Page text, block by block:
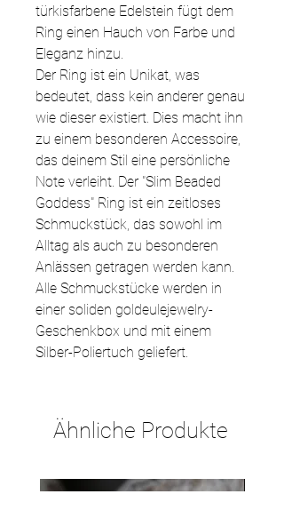
türkisfarbene Edelstein fügt dem
Ring einen Hauch von Farbe und
Eleganz hinzu.
Der Ring ist ein Unikat, was
bedeutet, dass kein anderer genau
wie dieser existiert. Dies macht ihn
zu einem besonderen Accessoire,
das deinem Stil eine persönliche
Note verleiht. Der "Slim Beaded
Goddess" Ring ist ein zeitloses
Schmuckstück, das sowohl im
Alltag als auch zu besonderen
Anlässen getragen werden kann.
Alle Schmuckstücke werden in
einer soliden goldeulejewelry-
Geschenkbox und mit einem
Silber-Poliertuch geliefert.
Ähnliche Produkte